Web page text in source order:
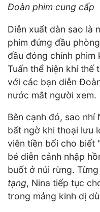
Đoàn phim cung cấp
Diễn xuất dàn sao là
phim đứng đầu
đầu đóng chính phim
Tuấn thể hiện khí thế
với các bạn diễn
nước mắt người xem.
Bên cạnh đó, sao nhí
bất ngờ khi thoại lưu
viên tiền bối cho biết
bé diễn cảnh nhập
buốt ở núi rừng.
tạng, Nina tiếp tục
trong mảng kinh dị